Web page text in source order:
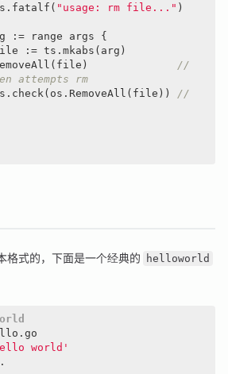
ts.fatalf(
"usage: rm file..." )
:= range args {
removeAll(file)
//
attempts rm
ts.check(os.RemoveAll(file))
//
格式的，下面是一个经典的 helloworld
world'